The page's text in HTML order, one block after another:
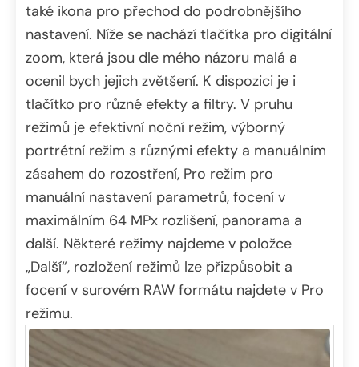
také ikona pro přechod do podrobnějšího
nastavení. Níže se nachází tlačítka pro digitální
zoom, která jsou dle mého názoru malá a
ocenil bych jejich zvětšení. K dispozici je i
tlačítko pro různé efekty a filtry. V pruhu
režimů je efektivní noční režim, výborný
portrétní režim s různými efekty a manuálním
zásahem do rozostření, Pro režim pro
manuální nastavení parametrů, focení v
maximálním 64 MPx rozlišení, panorama a
další. Některé režimy najdeme v položce
„Další“, rozložení režimů lze přizpůsobit a
focení v surovém RAW formátu najdete v Pro
režimu.